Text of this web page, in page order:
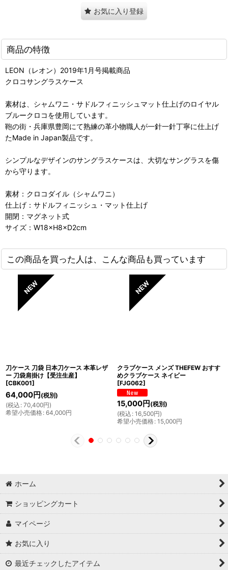
お気に入り登録
商品の特徴
LEON（レオン）2019年1月号掲載商品
クロコサングラスケース
素材は、シャムワニ・サドルフィニッシュマット仕上げのロイヤル
ブルークロコを使用しています。
鞄の街・兵庫県豊岡にて熟練の革小物職人が一針一針丁寧に仕上げ
たMade in Japan製品です。
シンプルなデザインのサングラスケースは、大切なサングラスを傷
から守ります。
素材：クロコダイル（シャムワニ）
仕上げ：サドルフィニッシュ・マット仕上げ
開閉：マグネット式
サイズ：W18×H8×D2cm
この商品を買った人は、こんな商品も買っています
刀ケース 刀袋 日本刀ケース 本革レザ
ー 刀袋肩掛け【受注生産】
[CBK001]
64,000円 (税別)
(税込 : 70,400円)
希望小売価格: 64,000円
クラブケース メンズ THEFEW おすす
めクラブケース ネイビー
[FJG062]
15,000円 (税別)
(税込 : 16,500円)
希望小売価格: 15,000円
ホーム
ショッピングカート
マイページ
お気に入り
最近チェックしたアイテム